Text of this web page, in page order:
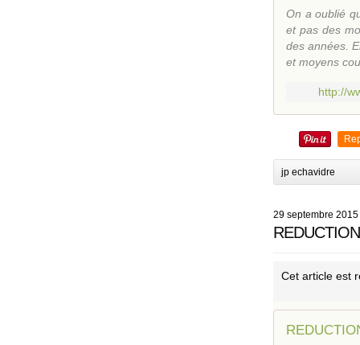
On a oublié
et pas des
des années.
et moyens
http://
jp echavidre
29 septembre 2015
Cet article est